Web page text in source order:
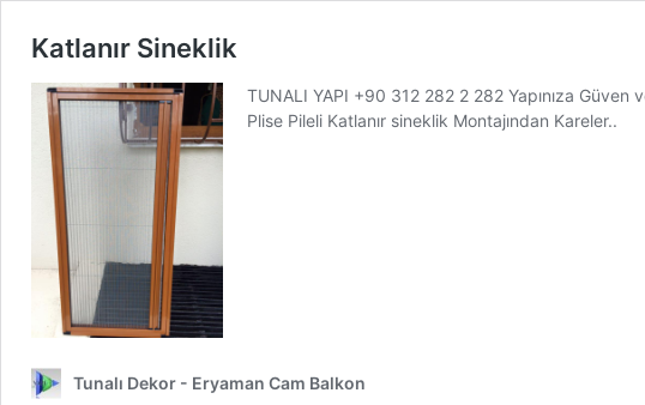
Katlanır Sineklik
TUNALI YAPI +90 312 282 2 282 Yapınıza Güven
Plise Pileli Katlanır sineklik Montajından Kareler..
Tunalı Dekor - Eryaman Cam Balkon